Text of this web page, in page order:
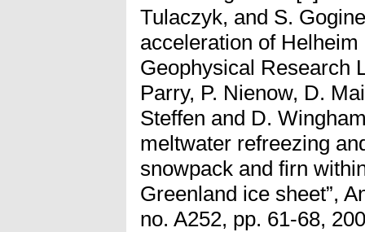
Tulaczyk, and S.
acceleration of
Geophysical Research
Parry, P. Nienow, D.
Steffen and D.
meltwater refreezing
snowpack and firn
Greenland ice sheet”,
no. A252, pp. 61-68,